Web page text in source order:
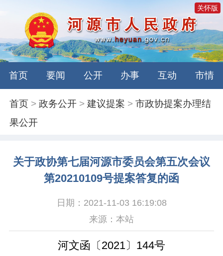
关怀版
首页 要闻 公开 办事 互动 市情
首页 >政务公开 >建议提案 >市政协提案办理结
果公开
关于政协第七届河源市委员会第五次会议
第20210109号提案答复的函
日期：2021-11-03 16:19:08
来源：本站
河文函〔2021〕144号